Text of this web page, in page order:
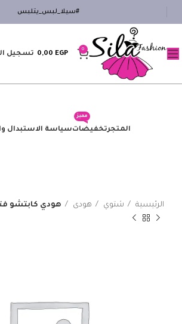
#سيلا_لبس_يتلبس
0
0,00 EGP تسجيل
المتجرتخفيضات
مميز
سياسة الاستبدال
الرئيسية شتوي هودى هودي كابتشو